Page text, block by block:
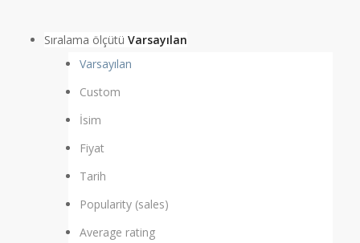
Sıralama ölçütü Varsayılan
Varsayılan
Custom
İsim
Fiyat
Tarih
Popularity (sales)
Average rating